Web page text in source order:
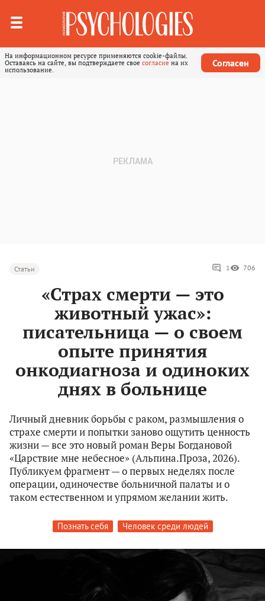
На информационном ресурсе применяются cookie-файлы.
Оставаясь на сайте, вы подтверждаете свое согласие на их
использование.
Согласен
Статьи 1 706
«Страх смерти — это
животный ужас»:
писательница — о своем
опыте принятия
онкодиагноза и одиноких
днях в больнице
Личный дневник борьбы с раком, размышления о
страхе смерти и попытки заново ощутить ценность
жизни — все это новый роман Веры Богдановой
«Царствие мне небесное» (Альпина.Проза, 2026).
Публикуем фрагмент — о первых неделях после
операции, одиночестве больничной палаты и о
таком естественном и упрямом желании жить.
Познать себя Человек среди людей